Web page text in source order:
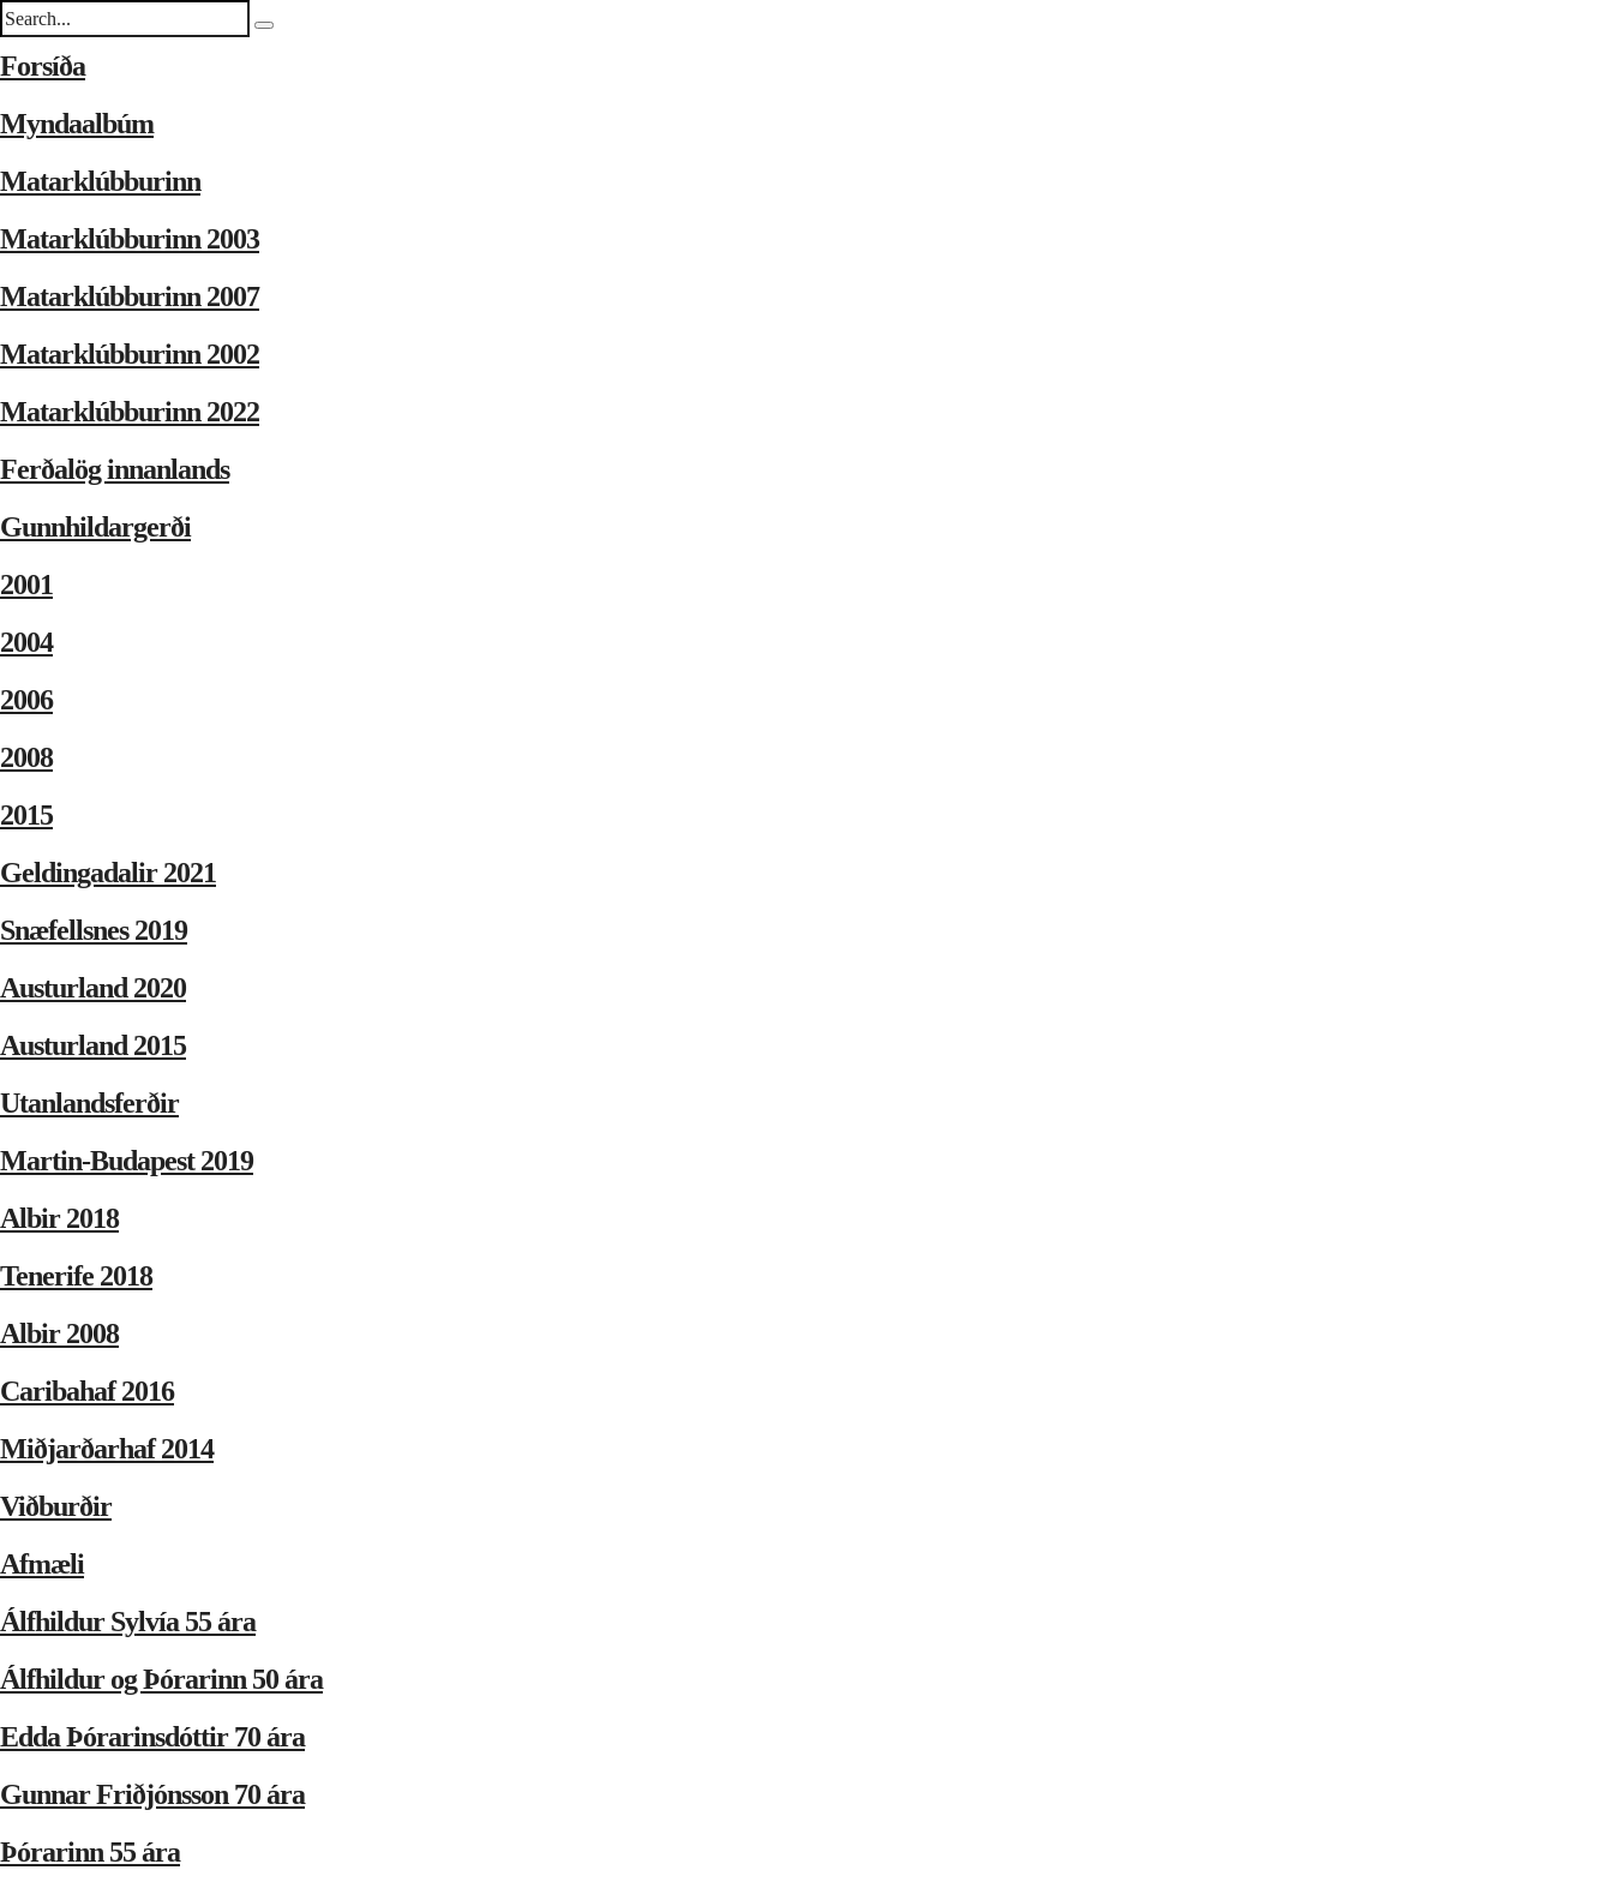
Forsíða
Myndaalbúm
Matarklúbburinn
Matarklúbburinn 2003
Matarklúbburinn 2007
Matarklúbburinn 2002
Matarklúbburinn 2022
Ferðalög innanlands
Gunnhildargerði
2001
2004
2006
2008
2015
Geldingadalir 2021
Snæfellsnes 2019
Austurland 2020
Austurland 2015
Utanlandsferðir
Martin-Budapest 2019
Albir 2018
Tenerife 2018
Albir 2008
Caribahaf 2016
Miðjarðarhaf 2014
Viðburðir
Afmæli
Álfhildur Sylvía 55 ára
Álfhildur og Þórarinn 50 ára
Edda Þórarinsdóttir 70 ára
Gunnar Friðjónsson 70 ára
Þórarinn 55 ára